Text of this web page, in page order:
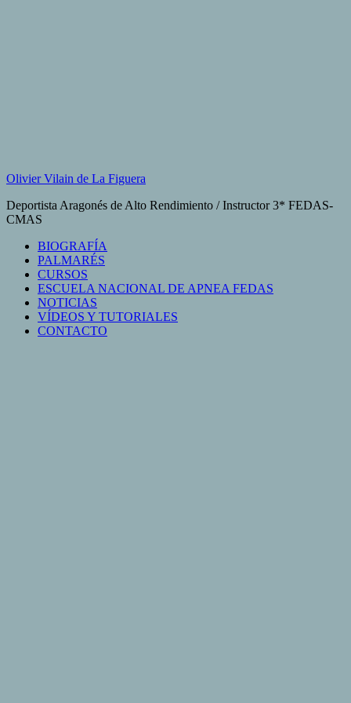
Olivier Vilain de La Figuera
Deportista Aragonés de Alto Rendimiento / Instructor 3* FEDAS-
CMAS
BIOGRAFÍA
PALMARÉS
CURSOS
ESCUELA NACIONAL DE APNEA FEDAS
NOTICIAS
VÍDEOS Y TUTORIALES
CONTACTO